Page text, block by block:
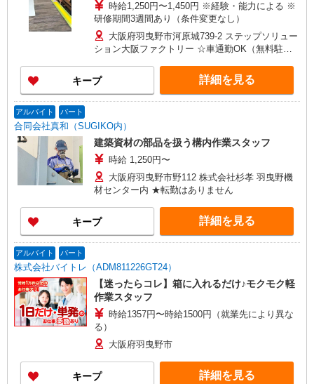
時給1,250円〜1,450円 ※経験・能力による ※
研修期間3週間あり（条件変更なし）
大阪府羽曳野市河原城739-2 ステップソリュー
ション大阪ファクトリー ☆車通勤OK（無料駐車
キープ 詳細を見る
アルバイト パート
合同会社真和（SUGIKO内）
建築資材の部品を扱う構内作業スタッフ
時給 1,250円〜
大阪府羽曳野市野112 株式会社杉孝 羽曳野機
材センター内 ★転勤はありません
キープ 詳細を見る
アルバイト パート
株式会社バイトレ（ADM811226GT24）
【迷ったらコレ】箱に入れるだけ♪モクモク軽
作業スタッフ
時給1357円〜時給1500円（就業先により異な
る）
大阪府羽曳野市
キープ 詳細を見る